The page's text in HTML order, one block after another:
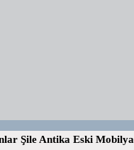
Şile Antika Eski